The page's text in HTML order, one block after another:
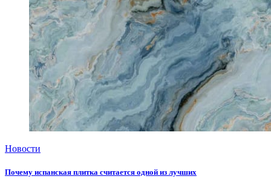
Новости
Почему испанская плитка считается одной из лучших